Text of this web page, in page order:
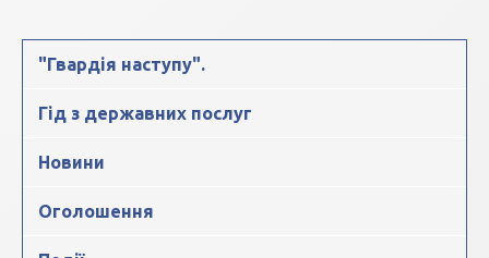
"Гвардія наступу".
Гід з державних послуг
Новини
Оголошення